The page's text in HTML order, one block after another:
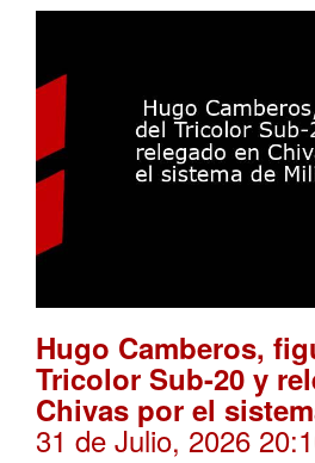
Hugo Camberos,
Tricolor Sub-20 y
Chivas por el
31 de Julio, 2026